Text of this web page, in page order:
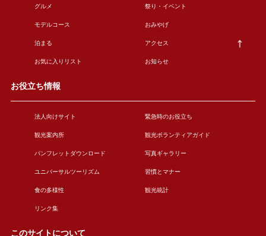
グルメ 祭り・イベント
モデルコース おみやげ
泊まる アクセス
お気に入りリスト お知らせ
お役立ち情報
法人向けサイト 緊急時のお役立ち
観光案内所 観光ボランティアガイド
パンフレットダウンロード 写真ギャラリー
ユニバーサルツーリズム 習慣とマナー
食の多様性 観光統計
リンク集
このサイトについて